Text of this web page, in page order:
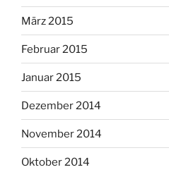
März 2015
Februar 2015
Januar 2015
Dezember 2014
November 2014
Oktober 2014